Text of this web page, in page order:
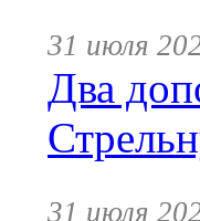
31 июля
Два
31 июля